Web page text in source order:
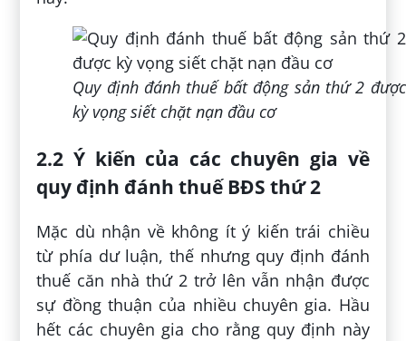
Quy định đánh thuế bất động sản thứ 2 được
kỳ vọng siết chặt nạn đầu cơ
2.2 Ý kiến của các chuyên gia về
quy định đánh thuế BĐS thứ 2
Mặc dù nhận về không ít ý kiến trái chiều
từ phía dư luận, thế nhưng quy định đánh
thuế căn nhà thứ 2 trở lên vẫn nhận được
sự đồng thuận của nhiều chuyên gia. Hầu
hết các chuyên gia cho rằng quy định này